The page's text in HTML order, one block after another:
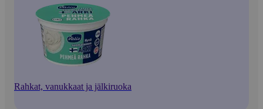
Rahkat, vanukkaat ja jälkiruoka